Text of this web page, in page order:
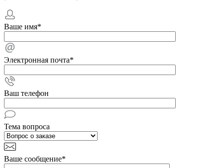
Ваше имя*
Электронная почта*
Ваш телефон
Тема вопроса
Ваше сообщение*